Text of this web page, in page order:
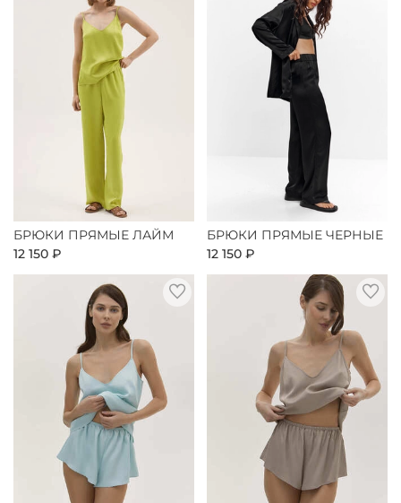
БРЮКИ ПРЯМЫЕ ЛАЙМ
12 150 ₽
БРЮКИ ПРЯМЫЕ ЧЕРНЫЕ
12 150 ₽